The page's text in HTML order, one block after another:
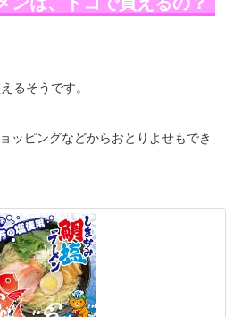
るそうです。
ッピングなどからおとりよせもでき